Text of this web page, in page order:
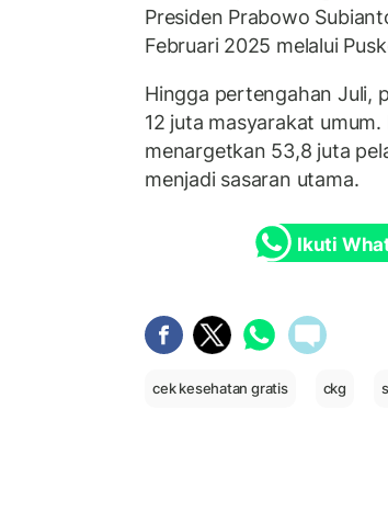
Presiden Prabowo
Februari 2025 melalui
Hingga pertengahan Juli,
12 juta masyarakat
menargetkan 53,8 juta
menjadi sasaran utama.
Ikuti
cek kesehatan gratis ckg